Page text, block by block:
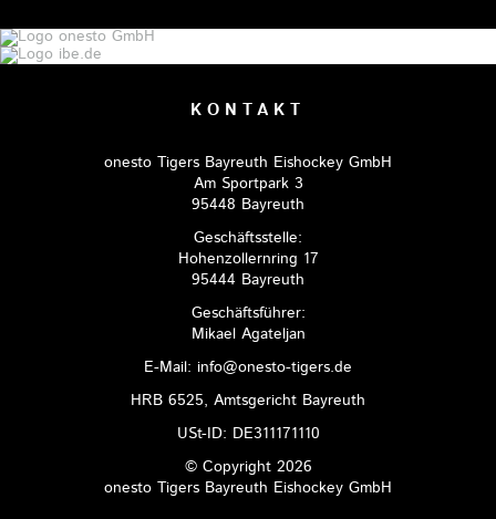
KONTAKT
onesto Tigers Bayreuth Eishockey GmbH
Am Sportpark 3
95448 Bayreuth
Geschäftsstelle:
Hohenzollernring 17
95444 Bayreuth
Geschäftsführer:
Mikael Agateljan
E-Mail: info@onesto-tigers.de
HRB 6525, Amtsgericht Bayreuth
USt-ID: DE311171110
© Copyright 2026
onesto Tigers Bayreuth Eishockey GmbH